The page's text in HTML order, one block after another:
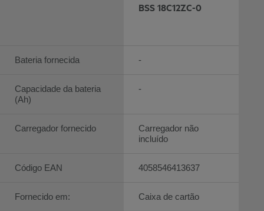
Bateria fornecida
Capacidade da bateria
(Ah)
Carregador fornecido
Código EAN
Fornecido em:
BSS 18C12ZC-0
-
-
Carregador não
incluído
4058546413637
Caixa de cartão